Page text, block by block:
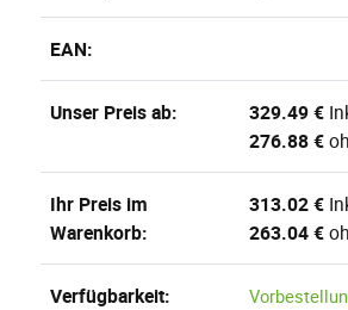
EAN:
Unser Preis ab: 329.49 €
276.88 €
Ihr Preis im
Warenkorb:
313.02 €
263.04 €
Verfügbarkeit: